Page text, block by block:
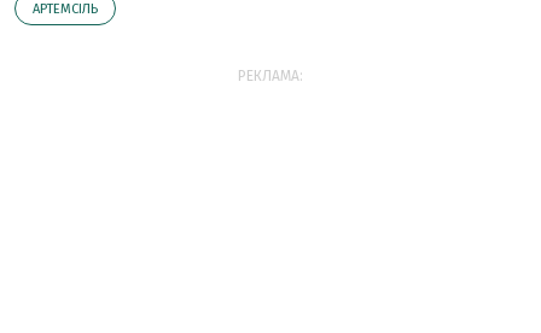
АРТЕМСІЛЬ
РЕКЛАМА: